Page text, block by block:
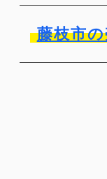
藤枝市